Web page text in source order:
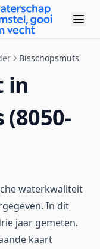
Bisschopsmuts
in
waterkwaliteit
In dit
jaar gemeten.
kaart